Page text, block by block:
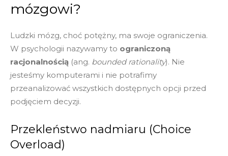
mózgowi?
Ludzki mózg, choć potężny, ma swoje ograniczenia.
W psychologii nazywamy to ograniczoną
racjonalnością (ang. bounded rationality). Nie
jesteśmy komputerami i nie potrafimy
przeanalizować wszystkich dostępnych opcji przed
podjęciem decyzji.
Przekleństwo nadmiaru (Choice
Overload)